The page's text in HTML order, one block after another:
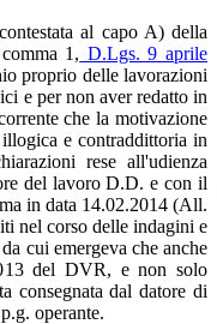
al capo A) della
1, D.Lgs. 9 aprile
proprio delle lavorazioni
e per non aver redatto in
che la motivazione
e contraddittoria in
rese all'udienza
del lavoro D.D. e con il
in data 14.02.2014 (All.
nel corso delle indagini e
cui emergeva che anche
del DVR, e non solo
consegnata dal datore di
operante.